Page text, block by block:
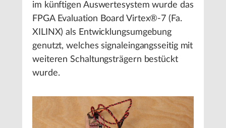
im künftigen Auswertesystem wurde das
FPGA Evaluation Board Virtex®-7 (Fa.
XILINX) als Entwicklungsumgebung
genutzt, welches signaleingangsseitig mit
weiteren Schaltungsträgern bestückt
wurde.